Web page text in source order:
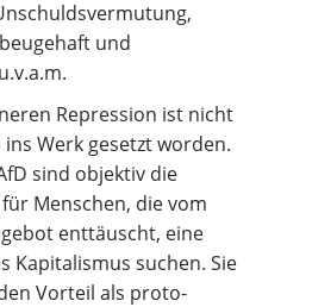
und
Repression ist nicht
Werk gesetzt worden.
sind objektiv die
Menschen, die vom
enttäuscht, eine
Kapitalismus suchen. Sie
Vorteil als proto-